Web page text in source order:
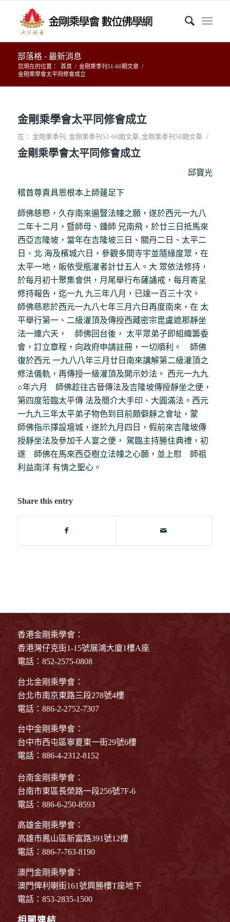
部落格 - 最新消息
您現在的位置： 首頁 / 金剛乘季刊51-60期文章 /
金剛乘學會太平同修會成立
金剛乘學會太平同修會成立
在： 金剛乘季刊 , 金剛乘季刊51-60期文章, 金剛乘季刊58期文章 /
金剛乘學會太平同修會成立
邱寶光
稽首尊貴具恩根本上師蓮足下
師佛慈愍，久存南來遍豎法幢之願，遂於西元一九八
二年十二月，暨師母、鍾師 兄南飛，於廿三日抵馬來
西亞吉隆坡，當年在吉隆坡三日、關丹二日、太平二
日、北 海及檳城六日，參觀多間寺宇並隨緣度眾，在
太平一地，皈依受瓶灌者計廿五人。大 眾依法修持，
於每月初十聚集會供，月尾舉行布薩誦戒，每月寄呈
修持報告，迄一九 九三年八月，已達一百三十次。
師佛慈悲於西元一九八七年三月六日再度南來，在 太
平舉行第一、二級灌頂及傳授西藏密宗毘盧遮那靜坐
法一連六天， 師佛回台後， 太平眾弟子即組織籌委
會，訂立章程，向政府申請註冊，一切順利。 師佛
復於西元 一九八八年三月廿日南來講解第二級灌頂之
修法儀軌，再傳授一級灌頂及開示妙法。 西元一九九
○年六月 師佛趁往古晉傳法及吉隆坡傳授靜坐之便，
第四度蒞臨太平傳 法及簡介大手印、大圓滿法。西元
一九九三年太平弟子物色到目前頗僻靜之會址，蒙
師佛指示擇設壇城，遂於九月四日，假前來吉隆坡傳
授靜坐法及參加千人宴之便， 駕臨主持勝住典禮，初
遂 師佛在馬來西亞樹立法幢之心願，並上慰 師祖
利益南洋 有情之聖心。
Share this entry
香港金剛乘學會：
香港灣仔克街1-15號展鴻大廈1樓A座
電話：852-2575-0808
台北金剛乘學會：
台北市南京東路三段278號4樓
電話：886-2-2752-7307
台中金剛乘學會：
台中市西屯區寧夏東一街29號6樓
電話：886-4-2312-8152
台南金剛乘學會：
台南市東區長榮路一段256號7F-6
電話：886-6-250-8593
高雄金剛乘學會：
高雄市鳳山區新富路391號12樓
電話：886-7-763-8190
澳門金剛乘學會：
澳門俾利喇街161號興勝樓T座地下
電話：853-2835-1500